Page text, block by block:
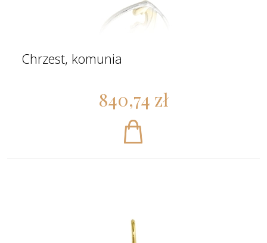
Chrzest, komunia
840,74 zł